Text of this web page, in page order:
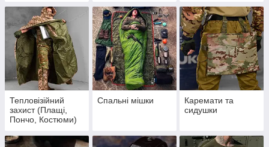
Тепловізійний
захист (Плащі,
Пончо, Костюми)
Спальні мішки
Каремати та
сидушки